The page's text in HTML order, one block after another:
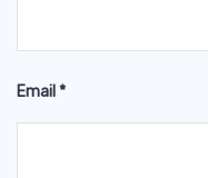
Email *